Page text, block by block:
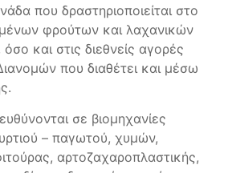
που δραστηριοποιείται στο
φρούτων και λαχανικών
και στις διεθνείς αγορές
που διαθέτει και μέσω
σε βιομηχανίες
– παγωτού, χυμών,
αρτοζαχαροπλαστικής,